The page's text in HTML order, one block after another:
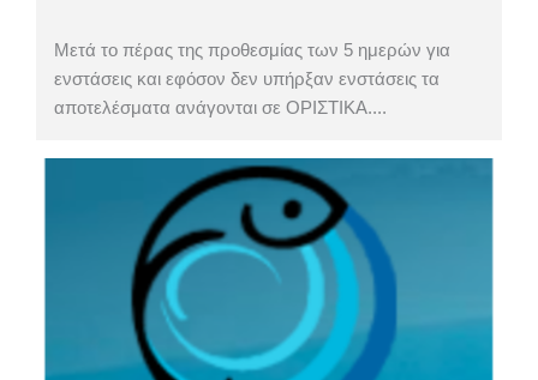
Μετά το πέρας της προθεσμίας των 5 ημερών για
ενστάσεις και εφόσον δεν υπήρξαν ενστάσεις τα
αποτελέσματα ανάγονται σε ΟΡΙΣΤΙΚΑ....